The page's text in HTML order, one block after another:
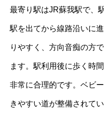
最寄り駅はJR蘇我駅で、
駅を出てから線路沿いに
りやすく、方向音痴の方
ます。駅利用後に歩く時
非常に合理的です。ベビ
きやすい道が整備されてい